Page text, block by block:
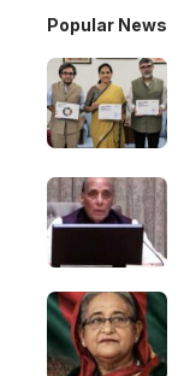
Popular News